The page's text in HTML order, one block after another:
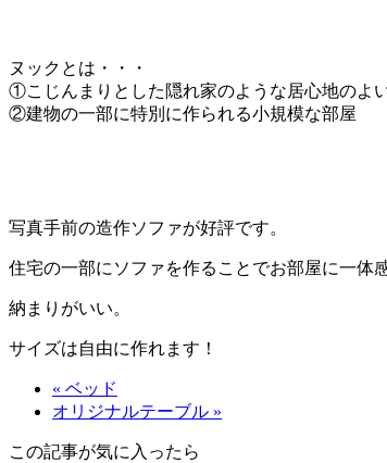
ヌックとは・・・
①こじんまりとした隠れ家のような居心地のよ
②建物の一部に特別に作られる小規模な部屋
写真手前の造作ソファが好評です。
住宅の一部にソファを作ることでお部屋に一体
納まりがいい。
サイズは自由に作れます！
« ベッド
オリジナルテーブル »
この記事が気に入ったら